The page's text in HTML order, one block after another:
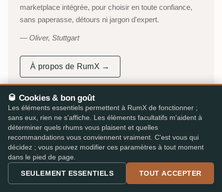
marketplace intégrée, pour choisir en toute confiance,
sans paperasse, détours ni jargon d'expert.
Oliver, Stuttgart
À propos de RumX →
Chaîne YouTube (en allemand)→
53 000+
DÉGUSTATEURS ACTIFS
310 000+
25 000+
RHUMS CATALOGUÉS
★ 4,8/5
🥃 Cookies & bon goût
Les éléments essentiels permettent à RumX de fonctionner ;
sans eux, rien ne s'affiche. Les éléments facultatifs m'aident à
déterminer quels rhums vous plaisent et quelles
recommandations vous conviennent vraiment. C'est vous qui
décidez ; vous pouvez modifier ces paramètres à tout moment
dans le pied de page.
SEULEMENT ESSENTIELS TOUT ACCEPTER